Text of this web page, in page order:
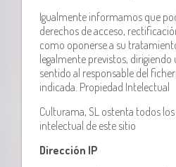
Igualmente informamos que
derechos de acceso,
como oponerse a su
legalmente previstos,
sentido al responsable del
indicada. Propiedad Intelectual
Culturama, SL ostenta todos
intelectual de este sitio
Dirección IP